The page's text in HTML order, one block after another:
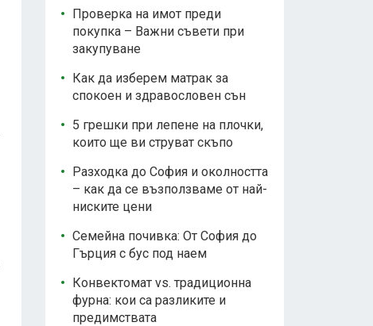
Проверка на имот преди
покупка – Важни съвети при
закупуване
Как да изберем матрак за
спокоен и здравословен сън
5 грешки при лепене на плочки,
които ще ви струват скъпо
Разходка до София и околността
– как да се възползваме от най-
ниските цени
Семейна почивка: От София до
Гърция с бус под наем
Конвектомат vs. традиционна
фурна: кои са разликите и
предимствата